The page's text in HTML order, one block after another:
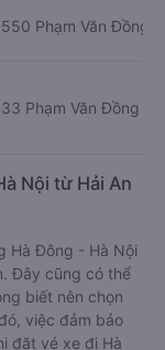
550 Phạm Văn Đồng
33 Phạm Văn Đồng
Nội từ Hải An
Hà Đông - Hà Nội
Đây cũng có thể
biết nên chọn
việc đảm bảo
đặt vé xe đi Hà